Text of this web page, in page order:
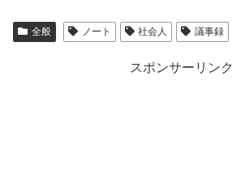
c
e
tt
er
e
p
y
Li
全般 ノート 社会人 議事録
スポンサーリンク